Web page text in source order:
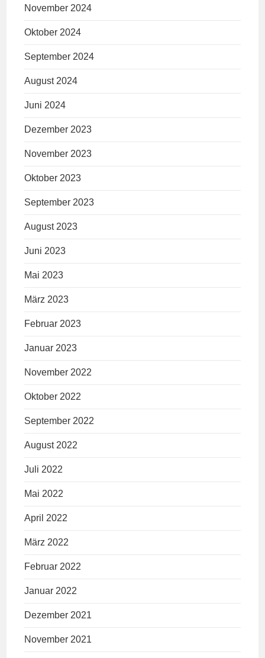
November 2024
Oktober 2024
September 2024
August 2024
Juni 2024
Dezember 2023
November 2023
Oktober 2023
September 2023
August 2023
Juni 2023
Mai 2023
März 2023
Februar 2023
Januar 2023
November 2022
Oktober 2022
September 2022
August 2022
Juli 2022
Mai 2022
April 2022
März 2022
Februar 2022
Januar 2022
Dezember 2021
November 2021